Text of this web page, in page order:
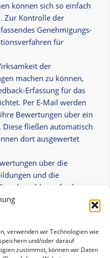
verwenden wir Technologien wie
und/oder darauf
zustimmst, können wir Daten
können sich so einfach
Zur Kontrolle der
Genehmigungs-
für
der
machen zu können,
Erfassung für das
Per E-Mail werden
Bewertungen über ein
fließen automatisch
dort ausgewertet
über die
und die
erfordern
sind die
jährlichen Statistiken